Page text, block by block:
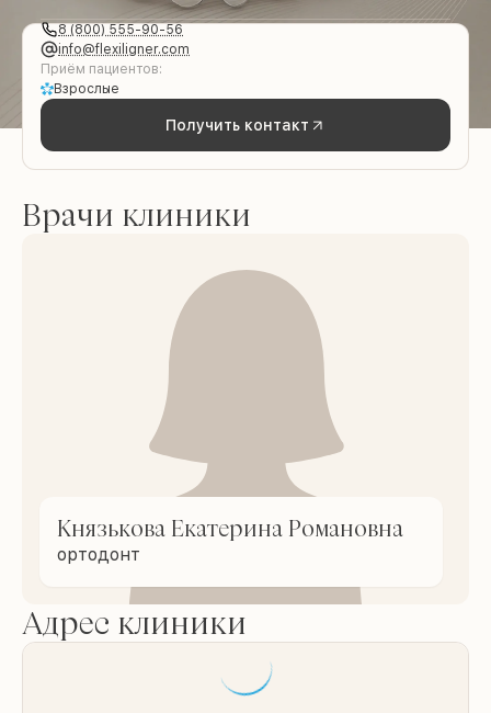
8 (800) 555-90-56
info@flexiligner.com
Приём пациентов:
Взрослые
Получить контакт
Врачи клиники
Князькова Екатерина Романовна
ортодонт
Адрес клиники